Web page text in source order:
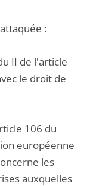
:
II de l'article
le droit de
106 du
européenne
les
auxquelles